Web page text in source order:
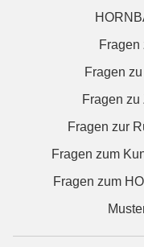
Fragen
Fragen
Fragen
Fragen zur
Fragen zum
Fragen zum